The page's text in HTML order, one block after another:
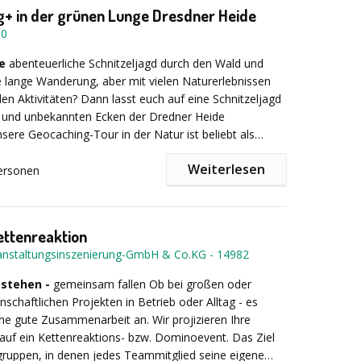
(z. B. Eierfall oder Brückenbau)
wie Team-Ski, Pipeline oder „Stick Together“
wie Cornhole oder Disc Golf
wie Wettsägen, Wagenrennen oder
Weitwurf
an den Company Games:
Ihren Firmennamen – Ihre eigenen Company Games
Module für Ihr Team
– Indoor, Outdoor oder kombiniert
große Gruppen geeignet
Erlebnis statt Standardprogramm
in der grünen Lunge Dresdner Heide
abenteuerliche Schnitzeljagd durch den Wald und
lange Wanderung, aber mit vielen Naturerlebnissen
Aktivitäten? Dann lasst euch auf eine Schnitzeljagd
unbekannten Ecken der Dredner Heide
Geocaching-Tour in der Natur ist beliebt als
zur Saloppe oder zum Fischhaus. Auch
Blinden- oder Barfußparcours bis hin zu einem
das Team über eine selbstgebaute Seilbrücke
lernt ihr als Heideschatzsucher auch die
die zum Überleben im Wald
und vieles mehr. Die Tour kann individuell nach
und eurer gewünschten Dauer gestaltet werden!
Teamevent, spannender Orientierungslauf im
oder erfrischender Waldspaziergang: Erlebt die Natur
Weiterlesen
GmbH & Co.KG - 14982
- gemeinsam fallen Ob bei großen oder
Projekten in Betrieb oder Alltag - es
gute Zusammenarbeit an. Wir projizieren Ihre
ein Kettenreaktions- bzw. Dominoevent. Das Ziel
in denen jedes Teammitglied seine eigene